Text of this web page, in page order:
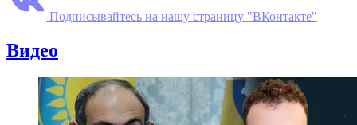
Подписывайтесь на нашу страницу "ВКонтакте"
Видео